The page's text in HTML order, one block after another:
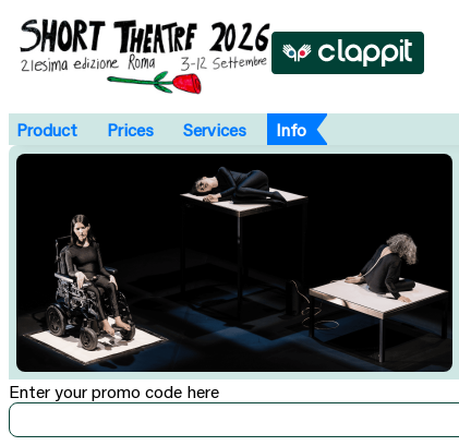
Product Prices Services Info
Enter your promo code here